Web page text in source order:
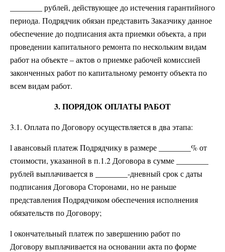
________ рублей, действующее до истечения гарантийного
периода. Подрядчик обязан представить Заказчику данное
обеспечение до подписания акта приемки объекта, а при
проведении капитального ремонта по нескольким видам
работ на объекте – актов о приемке рабочей комиссией
законченных работ по капитальному ремонту объекта по
всем видам работ.
3. ПОРЯДОК ОПЛАТЫ РАБОТ
3.1. Оплата по Договору осуществляется в два этапа:
l авансовый платеж Подрядчику в размере ________% от
стоимости, указанной в п.1.2 Договора в сумме ________
рублей выплачивается в ________-дневный срок с даты
подписания Договора Сторонами, но не раньше
представления Подрядчиком обеспечения исполнения
обязательств по Договору;
l окончательный платеж по завершению работ по
Договору выплачивается на основании акта по форме